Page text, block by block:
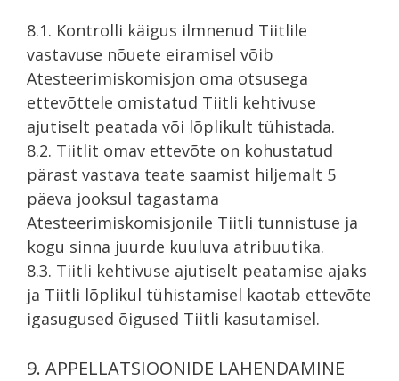
8.1. Kontrolli käigus ilmnenud Tiitlile
vastavuse nõuete eiramisel võib
Atesteerimiskomisjon oma otsusega
ettevõttele omistatud Tiitli kehtivuse
ajutiselt peatada või lõplikult tühistada.
8.2. Tiitlit omav ettevõte on kohustatud
pärast vastava teate saamist hiljemalt 5
päeva jooksul tagastama
Atesteerimiskomisjonile Tiitli tunnistuse ja
kogu sinna juurde kuuluva atribuutika.
8.3. Tiitli kehtivuse ajutiselt peatamise ajaks
ja Tiitli lõplikul tühistamisel kaotab ettevõte
igasugused õigused Tiitli kasutamisel.
9. APPELLATSIOONIDE LAHENDAMINE